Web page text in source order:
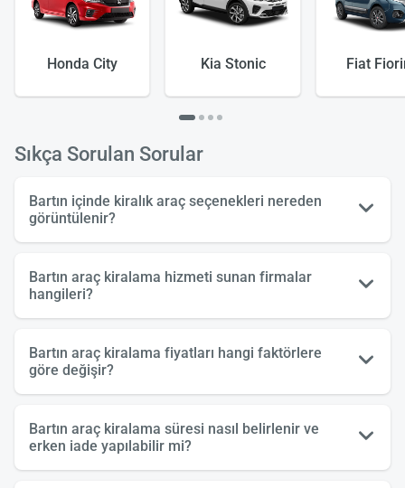
Honda City Kia Stonic Fiat
Sıkça Sorulan Sorular
Bartın içinde kiralık araç seçenekleri nereden
görüntülenir?
Bartın araç kiralama hizmeti sunan firmalar
hangileri?
Bartın araç kiralama fiyatları hangi faktörlere
göre değişir?
Bartın araç kiralama süresi nasıl belirlenir ve
erken iade yapılabilir mi?